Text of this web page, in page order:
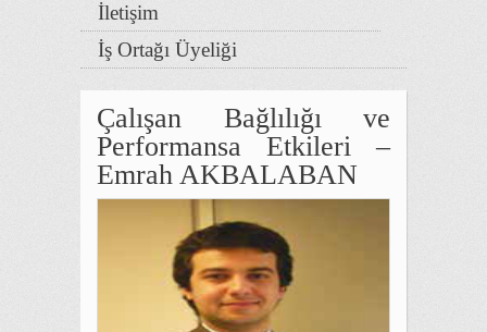
İletişim
İş Ortağı Üyeliği
Çalışan Bağlılığı ve
Performansa Etkileri –
Emrah AKBALABAN